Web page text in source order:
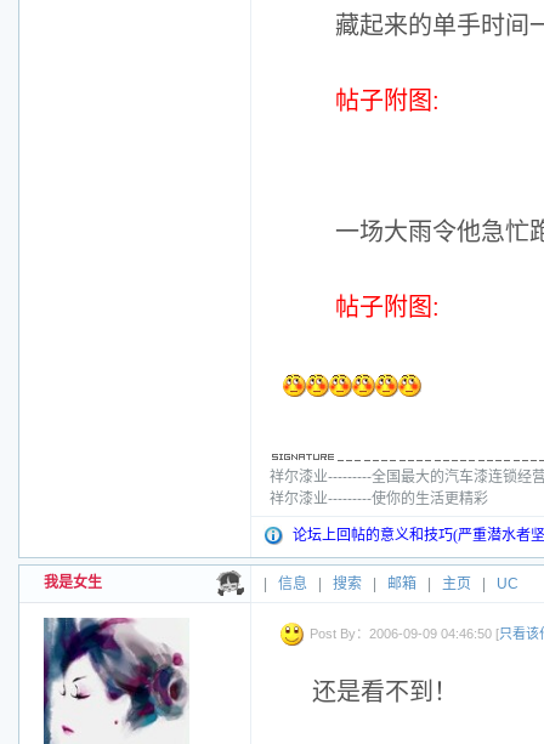
藏起来的单手时间
帖子附图:
一场大雨令他急忙
帖子附图:
祥尔漆业---------全国最大的汽车漆连锁经
祥尔漆业---------使你的生活更精彩
论坛上回帖的意义和技巧(严重潜水者
我是女生 信息 搜索 邮箱 主页 UC
Post By：2006-09-09 04:46:50 [只看该
还是看不到！